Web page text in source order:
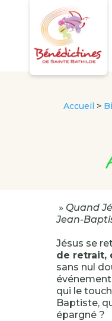
Accueil >
» Quand
Jean-
Jésus se
de retrait,
sans nul
qui le
Baptiste,
épargné ?